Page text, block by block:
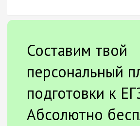
Составим твой
персональный
подготовки к
Абсолютно